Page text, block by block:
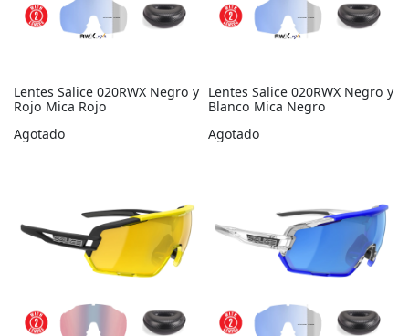
Lentes Salice 020RWX Negro y
Rojo Mica Rojo
Agotado
Lentes Salice 020RWX Negro y
Blanco Mica Negro
Agotado
Modelo 022
Modelo 026